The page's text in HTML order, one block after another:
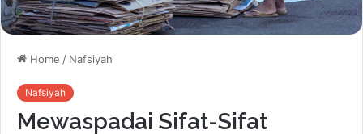
Home / Nafsiyah
Nafsiyah
Mewaspadai Sifat-Sifat